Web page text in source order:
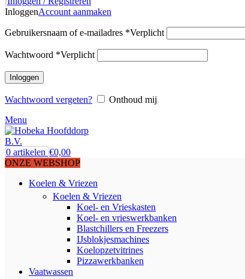
InloggenAccount aanmaken
Gebruikersnaam of e-mailadres *Verplicht
Wachtwoord *Verplicht
Inloggen
Wachtwoord vergeten?
Onthoud mij
Menu
0 artikelen €0,00
ONZE WEBSHOP
Koelen & Vriezen
Koelen & Vriezen
Koel- en Vrieskasten
Koel- en vrieswerkbanken
Blastchillers en Freezers
IJsblokjesmachines
Koelopzetvitrines
Pizzawerkbanken
Vaatwassen